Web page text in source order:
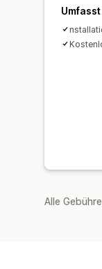
Umfasst
Alle